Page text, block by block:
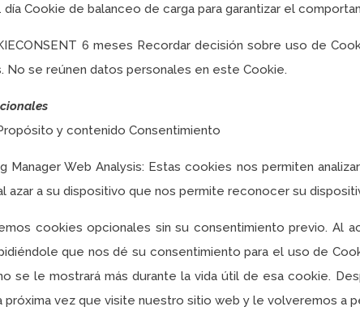
día Cookie de balanceo de carga para garantizar el
6 meses Recordar decisión sobre uso de
No se reúnen datos personales en este Cookie.
y contenido Consentimiento
Manager Web Analysis: Estas cookies nos permiten
azar a su dispositivo que nos permite reconocer su
cookies opcionales sin su consentimiento previo. Al
que nos dé su consentimiento para el uso de
se le mostrará más durante la vida útil de esa cookie.
próxima vez que visite nuestro sitio web y le volveremos a